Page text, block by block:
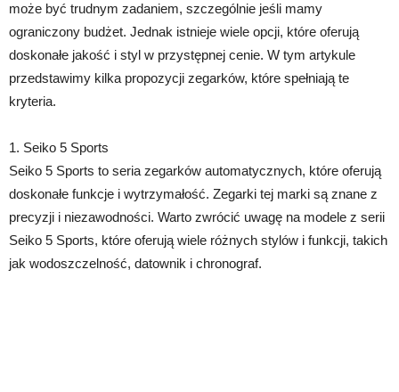
może być trudnym zadaniem, szczególnie jeśli mamy
ograniczony budżet. Jednak istnieje wiele opcji, które oferują
doskonałe jakość i styl w przystępnej cenie. W tym artykule
przedstawimy kilka propozycji zegarków, które spełniają te
kryteria.
1. Seiko 5 Sports
Seiko 5 Sports to seria zegarków automatycznych, które oferują
doskonałe funkcje i wytrzymałość. Zegarki tej marki są znane z
precyzji i niezawodności. Warto zwrócić uwagę na modele z serii
Seiko 5 Sports, które oferują wiele różnych stylów i funkcji, takich
jak wodoszczelność, datownik i chronograf.